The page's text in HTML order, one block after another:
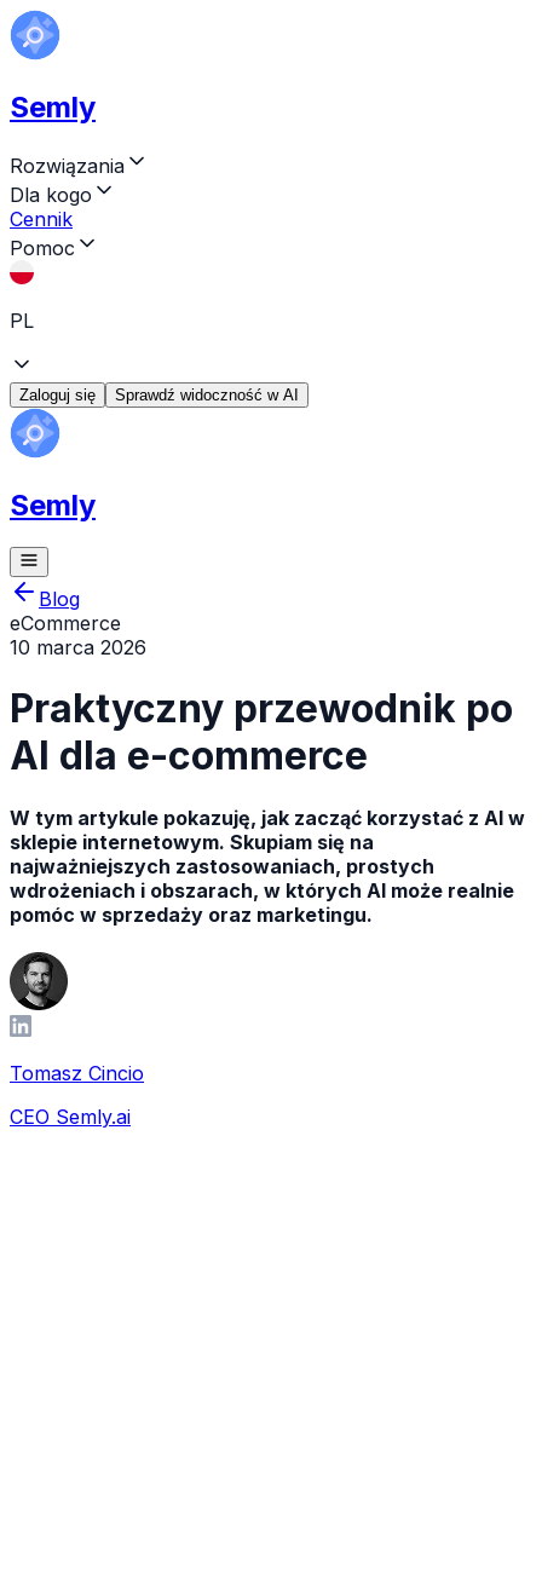
Semly
Rozwiązania
Dla kogo
Cennik
Pomoc
PL
Zaloguj się Sprawdź widoczność w AI
Semly
Blog
eCommerce
10 marca 2026
Praktyczny przewodnik po
AI dla e-commerce
W tym artykule pokazuję, jak zacząć korzystać z AI w
sklepie internetowym. Skupiam się na
najważniejszych zastosowaniach, prostych
wdrożeniach i obszarach, w których AI może realnie
pomóc w sprzedaży oraz marketingu.
Tomasz Cincio
CEO Semly.ai